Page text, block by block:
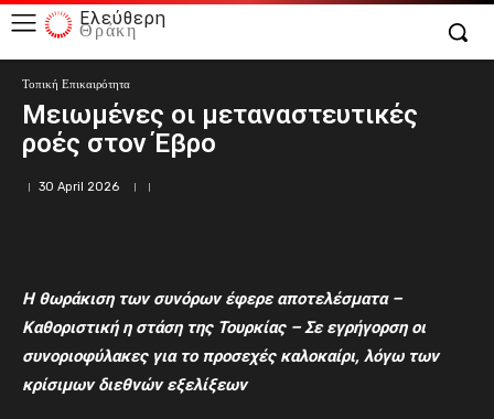
Ελεύθερη
Θράκη
Τοπική Επικαιρότητα
Μειωμένες οι μεταναστευτικές
ροές στον Έβρο
30 April 2026
Η θωράκιση των συνόρων έφερεαποτελέσματα –
Καθοριστική η στάση της Τουρκίας – Σε εγρήγορση οι
συνοριοφύλακες για το προσεχές καλοκαίρι, λόγω των
κρίσιμων διεθνών εξελίξεων